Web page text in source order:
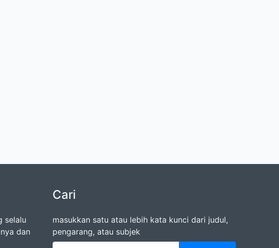
selalu
dan
Cari
masukkan satu atau lebih kata kunci dari judul,
pengarang, atau subjek